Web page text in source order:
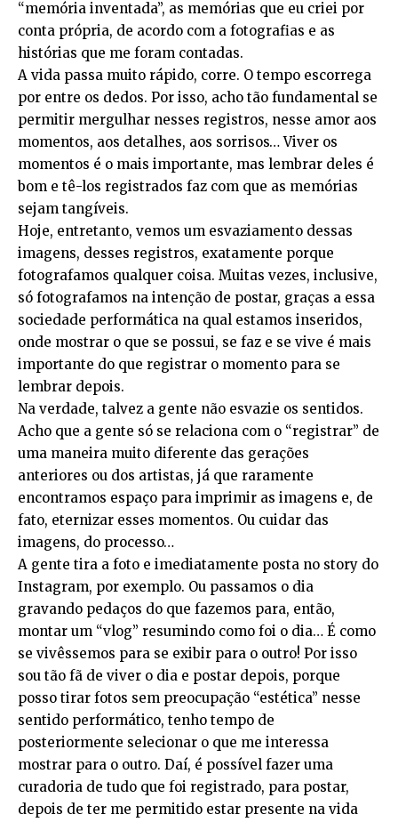
“memória inventada”, as memórias que eu criei por
conta própria, de acordo com a fotografias e as
histórias que me foram contadas.
A vida passa muito rápido, corre. O tempo escorrega
por entre os dedos. Por isso, acho tão fundamental se
permitir mergulhar nesses registros, nesse amor aos
momentos, aos detalhes, aos sorrisos… Viver os
momentos é o mais importante, mas lembrar deles é
bom e tê-los registrados faz com que as memórias
sejam tangíveis.
Hoje, entretanto, vemos um esvaziamento dessas
imagens, desses registros, exatamente porque
fotografamos qualquer coisa. Muitas vezes, inclusive,
só fotografamos na intenção de postar, graças a essa
sociedade performática na qual estamos inseridos,
onde mostrar o que se possui, se faz e se vive é mais
importante do que registrar o momento para se
lembrar depois.
Na verdade, talvez a gente não esvazie os sentidos.
Acho que a gente só se relaciona com o “registrar” de
uma maneira muito diferente das gerações
anteriores ou dos artistas, já que raramente
encontramos espaço para imprimir as imagens e, de
fato, eternizar esses momentos. Ou cuidar das
imagens, do processo…
A gente tira a foto e imediatamente posta no story do
Instagram, por exemplo. Ou passamos o dia
gravando pedaços do que fazemos para, então,
montar um “vlog” resumindo como foi o dia… É como
se vivêssemos para se exibir para o outro! Por isso
sou tão fã de viver o dia e postar depois, porque
posso tirar fotos sem preocupação “estética” nesse
sentido performático, tenho tempo de
posteriormente selecionar o que me interessa
mostrar para o outro. Daí, é possível fazer uma
curadoria de tudo que foi registrado, para postar,
depois de ter me permitido estar presente na vida